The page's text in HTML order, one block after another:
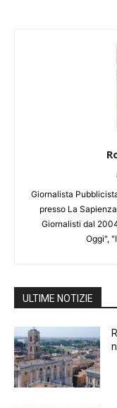
Giornalista
presso La
Giornalisti dal
Oggi",
ULTIME NOTIZIE